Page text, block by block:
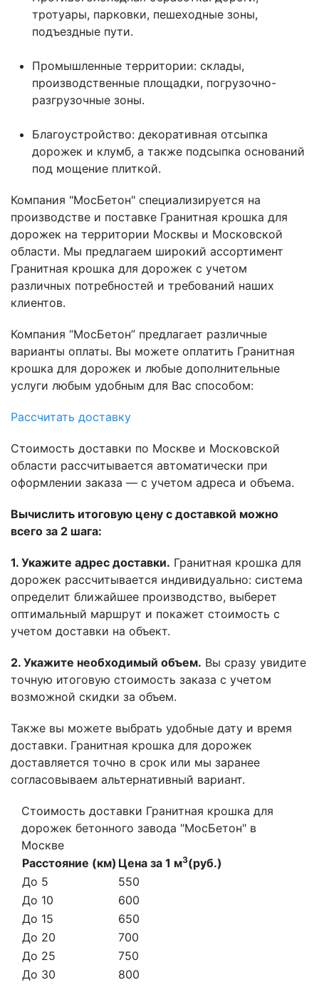
тротуары, парковки, пешеходные зоны,
подъездные пути.
Промышленные территории: склады,
производственные площадки, погрузочно-
разгрузочные зоны.
Благоустройство: декоративная отсыпка
дорожек и клумб, а также подсыпка оснований
под мощение плиткой.
Компания "МосБетон" специализируется на
производстве и поставке Гранитная крошка для
дорожек на территории Москвы и Московской
области. Мы предлагаем широкий ассортимент
Гранитная крошка для дорожек с учетом
различных потребностей и требований наших
клиентов.
Компания “МосБетон” предлагает различные
варианты оплаты. Вы можете оплатить Гранитная
крошка для дорожек и любые дополнительные
услуги любым удобным для Вас способом:
Рассчитать доставку
Стоимость доставки по Москве и Московской
области рассчитывается автоматически при
оформлении заказа — с учетом адреса и объема.
Вычислить итоговую цену с доставкой можно
всего за 2 шага:
1. Укажите адрес доставки. Гранитная крошка для
дорожек рассчитывается индивидуально: система
определит ближайшее производство, выберет
оптимальный маршрут и покажет стоимость с
учетом доставки на объект.
2. Укажите необходимый объем. Вы сразу увидите
точную итоговую стоимость заказа с учетом
возможной скидки за объем.
Также вы можете выбрать удобные дату и время
доставки. Гранитная крошка для дорожек
доставляется точно в срок или мы заранее
согласовываем альтернативный вариант.
Стоимость доставки Гранитная крошка для
дорожек бетонного завода "МосБетон" в
Москве
Расстояние (км) Цена за 1 м3(руб.)
До 5
550
До 10
600
До 15
650
До 20
700
До 25
750
До 30
800